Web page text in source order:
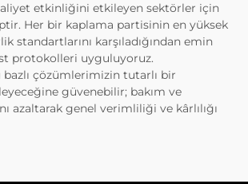
etkinliğini etkileyen sektörler için
Her bir kaplama partisinin en yüksek
standartlarını karşıladığından emin
protokolleri uyguluyoruz.
çözümlerimizin tutarlı bir
güvenebilir; bakım ve
azaltarak genel verimliliği ve kârlılığı